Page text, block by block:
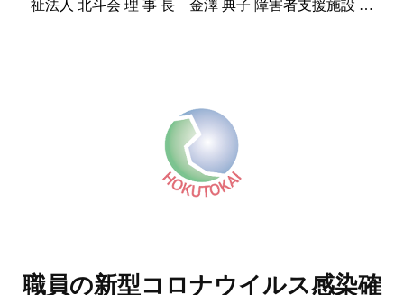
祉法人 北斗会 理 事 長 金澤 典子 障害者支援施設 …
職員の新型コロナウイルス感染確